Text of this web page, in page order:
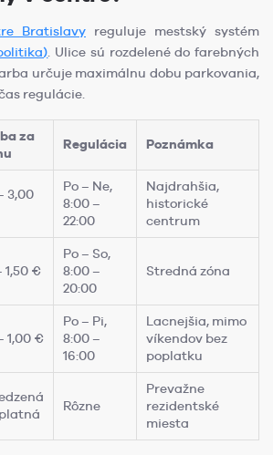
Bratislavy reguluje mestský systém
. Ulice sú rozdelené do farebných
určuje maximálnu dobu parkovania,
regulácie.
za
Regulácia Poznámka
3,00
Po – Ne,
8:00 –
22:00
Najdrahšia,
historické
centrum
1,50 €
Po – So,
8:00 –
20:00
Stredná zóna
1,00 €
Po – Pi,
8:00 –
16:00
Lacnejšia, mimo
víkendov bez
poplatku
Rôzne
Prevažne
rezidentské
miesta